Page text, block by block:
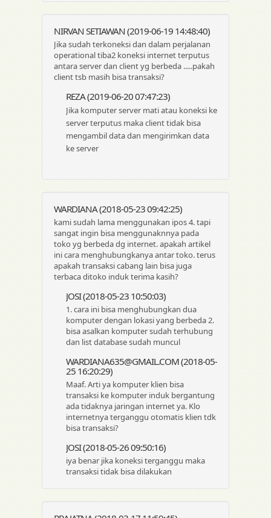
NIRVAN SETIAWAN (2019-06-19 14:48:40)
Jika sudah terkoneksi dan dalam perjalanan
operational tiba2 koneksi internet terputus
antara server dan client yg berbeda .....pakah
client tsb masih bisa transaksi?
REZA (2019-06-20 07:47:23)
Jika komputer server mati atau koneksi ke
server terputus maka client tidak bisa
mengambil data dan mengirimkan data
ke server
WARDIANA (2018-05-23 09:42:25)
kami sudah lama menggunakan ipos 4. tapi
sangat ingin bisa menggunaknnya pada
toko yg berbeda dg internet. apakah artikel
ini cara menghubungkanya antar toko. terus
apakah transaksi cabang lain bisa juga
terbaca ditoko induk terima kasih?
JOSI (2018-05-23 10:50:03)
1. cara ini bisa menghubungkan dua
komputer dengan lokasi yang berbeda 2.
bisa asalkan komputer sudah terhubung
dan list database sudah muncul
WARDIANA635@GMAIL.COM (2018-05-
25 16:20:29)
Maaf. Arti ya komputer klien bisa
transaksi ke komputer induk bergantung
ada tidaknya jaringan internet ya. Klo
internetnya terganggu otomatis klien tdk
bisa transaksi?
JOSI (2018-05-26 09:50:16)
iya benar jika koneksi terganggu maka
transaksi tidak bisa dilakukan